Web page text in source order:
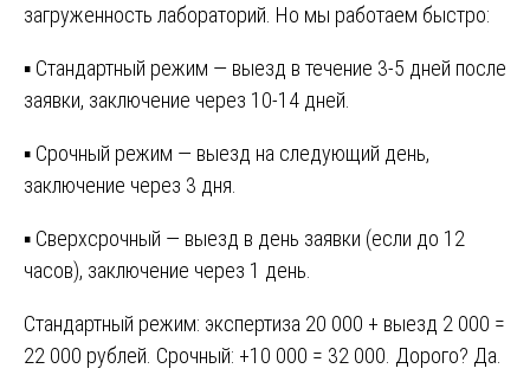
загруженность лабораторий. Но мы работаем быстро:
▪ Стандартный режим — выезд в течение 3-5 дней после
заявки, заключение через 10-14 дней.
▪ Срочный режим — выезд на следующий день,
заключение через 3 дня.
▪ Сверхсрочный — выезд в день заявки (если до 12
часов), заключение через 1 день.
Стандартный режим: экспертиза 20 000 + выезд 2 000 =
22 000 рублей. Срочный: +10 000 = 32 000. Дорого? Да.